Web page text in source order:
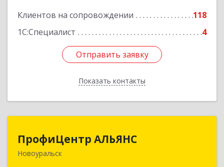
Клиентов на сопровождении
118
1С:Специалист
4
Отправить заявку
Показать контакты
Отправить заявку
Назад
ПрофиЦентр АЛЬЯНС
Новоуральск
624133, Свердловская обл, Новоуральск г, Льва